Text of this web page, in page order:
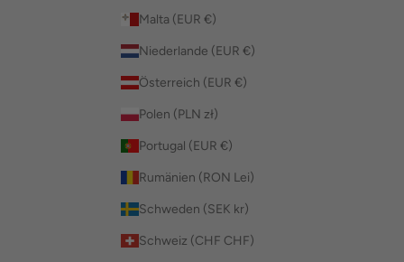
Malta (EUR €)
Niederlande (EUR €)
Österreich (EUR €)
Polen (PLN zł)
Portugal (EUR €)
Rumänien (RON Lei)
Schweden (SEK kr)
Schweiz (CHF CHF)